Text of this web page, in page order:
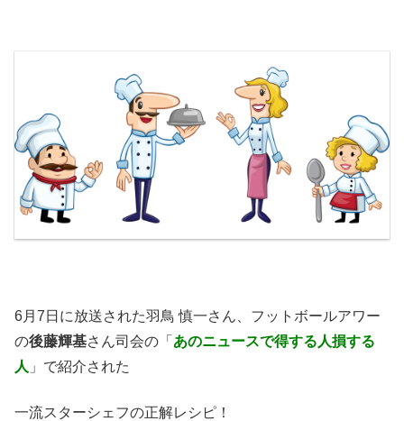
6月7日に放送された羽鳥 慎一さん、フットボールアワー
の後藤輝基さん司会の「 あのニュースで得する人損する
人 」で紹介された
一流スターシェフの正解レシピ！